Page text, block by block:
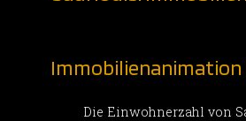
Immobilienanimation
Die Einwohnerzahl von